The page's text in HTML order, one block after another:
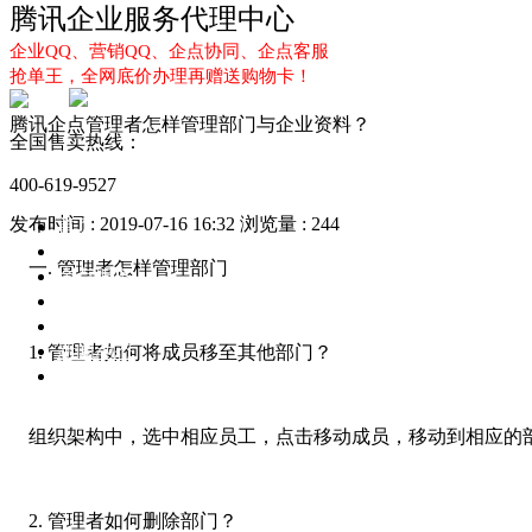
腾讯企业服务代理中心
企业QQ、营销QQ、企点协同、企点客服
抢单王，全网底价办理再赠送购物卡！
全国售卖热线：
400-619-9527
首页
企点服务
新闻动态
腾讯企点管理者怎样管理部门与企业资料？
发布时间 : 2019-07-16 16:32 浏览量 : 244
一. 管理者怎样管理部门
1. 管理者如何将成员移至其他部门？
组织架构中，选中相应员工，点击移动成员，移动到相应的
2. 管理者如何删除部门？